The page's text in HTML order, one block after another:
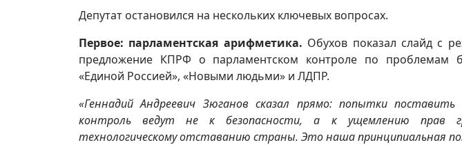
Депутат остановился на нескольких ключевых вопросах.
Первое: парламентская арифметика. Обухов показал слайд с
предложение КПРФ о парламентском контроле по проблемам
«Единой Россией», «Новыми людьми» и ЛДПР.
«Геннадий Андреевич Зюганов сказал прямо: попытки
контроль ведут не к безопасности, а к ущемлению прав
технологическому отставанию страны. Это наша принципиальная